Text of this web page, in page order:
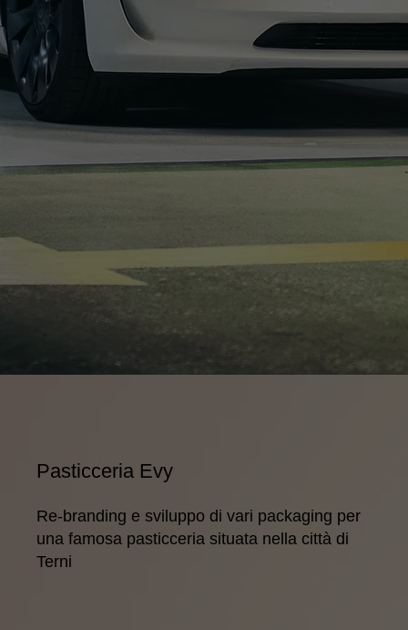
Pasticceria Evy
Re-branding e sviluppo di vari packaging per
una famosa pasticceria situata nella città di
Terni